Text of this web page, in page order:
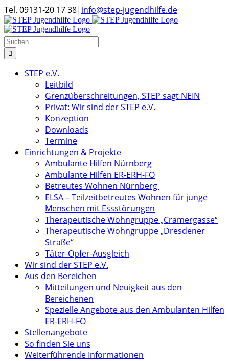
Zum
Inhalt
springen
Tel. 09131-20 17 38|info@step-jugendhilfe.de
Suche
nach:
STEP e.V.
Leitbild
Grenzüberschreitungen, STEP sagt NEIN
Privat: Wir sind der STEP e.V.
Konzeption
Downloads
Termine
Einrichtungen & Projekte
Ambulante Hilfen Nürnberg
Ambulante Hilfen ER-ERH-FO
Betreutes Wohnen Nürnberg
ELSA – Teilzeitbetreutes Wohnen für junge
Menschen mit Essstörungen
Therapeutische Wohngruppe „Cramergasse“
Therapeutische Wohngruppe „Dresdener
Straße“
Täter-Opfer-Ausgleich
Wir sind der STEP e.V.
Aus den Bereichen
Mitteilungen und Neuigkeit aus den
Bereichenen
Spezielle Angebote aus den Ambulanten Hilfen
ER-ERH-FO
Stellenangebote
So finden Sie uns
Weiterführende Informationen